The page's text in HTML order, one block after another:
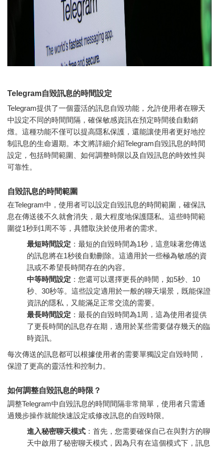
Telegram自毀訊息的時間設定
Telegram提供了一個靈活的訊息自毀功能，允許使用者在聊天
中設定不同的時間間隔，確保敏感資訊在預定時間後自動銷
燬。這種功能不僅可以提高隱私保護，還能讓使用者更好地控
制訊息的生命週期。本文將詳細介紹Telegram自毀訊息的時間
設定，包括時間範圍、如何調整時限以及自毀訊息的時效性與
可靠性。
自毀訊息的時間範圍
在Telegram中，使用者可以設定自毀訊息的時間範圍，確保訊
息在傳送後不久就會消失，最大程度地保護隱私。這些時間範
圍從1秒到1周不等，具體取決於使用者的需求。
最短時間設定 ：最短的自毀時間為1秒，這意味著您傳送
的訊息將在1秒後自動刪除。這適用於一些極為敏感的資
訊或不希望長時間存在的內容。
中等時間設定 ：您還可以選擇更長的時間，如5秒、10
秒、30秒等。這些設定適用於一般的聊天場景，既能保證
資訊的隱私，又能滿足正常交流的需要。
最長時間設定 ：最長的自毀時間為1周，這為使用者提供
了更長時間的訊息存在期，適用於某些需要儲存幾天的臨
時資訊。
每次傳送的訊息都可以根據使用者的需要單獨設定自毀時間，
保證了更高的靈活性和控制力。
如何調整自毀訊息的時限？
調整Telegram中自毀訊息的時間間隔非常簡單，使用者只需通
過幾步操作就能快速設定或修改訊息的自毀時限。
進入秘密聊天模式 ：首先，您需要確保自己在與對方的聊
天中啟用了秘密聊天模式，因為只有在這個模式下，訊息